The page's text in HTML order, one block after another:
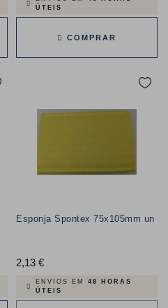
ÚTEIS
COMPRAR
Esponja Spontex 75x105mm un
2,13 €Preço
ENVIOS EM 48 HORAS
ÚTEIS